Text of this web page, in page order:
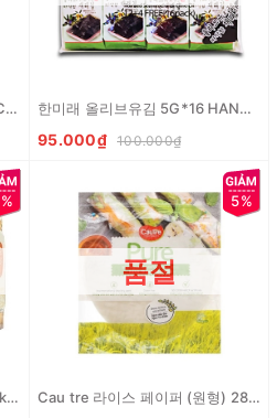
청정원 고소한 치즈맛김 4G*2 CJW La kim tam pho mai 한미래 올리브유김 5G*16 HANMIRAE La kim tam dau olive an lien
95.000₫ 100.000₫
새우표 완도 도시락김 5G*3 La kim an lien set
5%
품절
Cau tre 라이스 페이퍼 (원형) 280G Cau Tre Banh trang goi cuon Pure